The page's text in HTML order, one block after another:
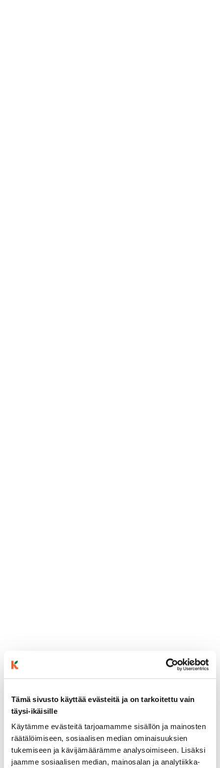
Tämä sivusto käyttää evästeitä ja on tarkoitettu vain
täysi-ikäisille
Käytämme evästeitä tarjoamamme sisällön ja mainosten
räätälöimiseen, sosiaalisen median ominaisuuksien
tukemiseen ja kävijämäärämme analysoimiseen. Lisäksi
jaamme sosiaalisen median, mainosalan ja analytiikka-
valmistusohje